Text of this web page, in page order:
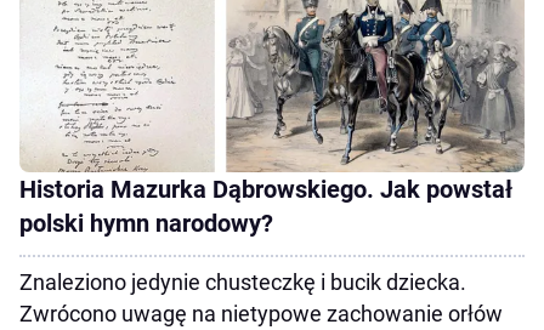
Historia Mazurka Dąbrowskiego. Jak powstał
polski hymn narodowy?
Znaleziono jedynie chusteczkę i bucik dziecka.
Zwrócono uwagę na nietypowe zachowanie orłów